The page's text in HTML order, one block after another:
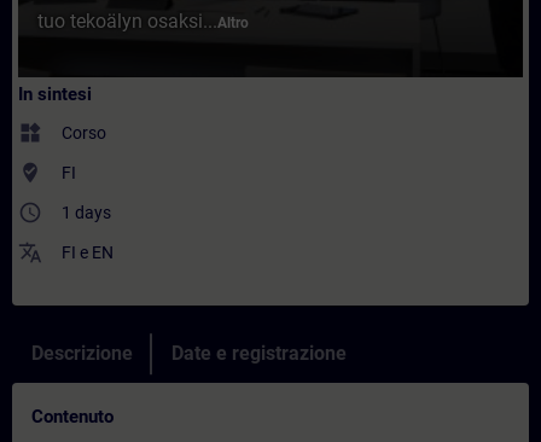
tuo tekoälyn osaksi...Altro
In sintesi
widgets Corso
where_to_vote FI
access_time 1 days
translate FI e EN
Descrizione Date e registrazione
Contenuto